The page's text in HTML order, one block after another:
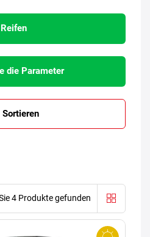
Reifen
die Parameter
Sortieren
4 Produkte gefunden